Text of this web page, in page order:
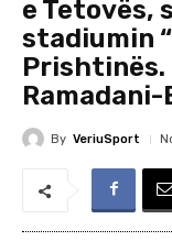
e Tetovës,
stadiumin
By VeriuSport